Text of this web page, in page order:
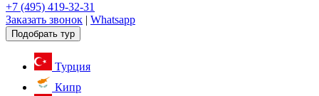
+7 (495) 419-32-31
Заказать звонок | Whatsapp
Подобрать тур
Турция
Кипр